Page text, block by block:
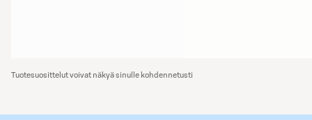
Tuotesuosittelut voivat näkyä sinulle kohdennetusti